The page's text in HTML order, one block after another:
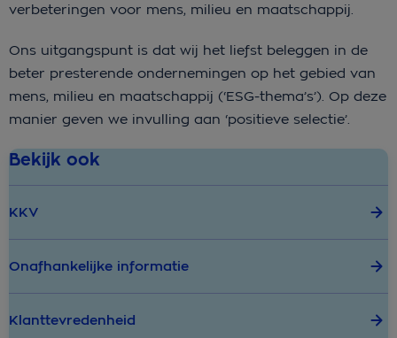
verbeteringen voor mens, milieu en maatschappij.
Ons uitgangspunt is dat wij het liefst beleggen in de
beter presterende ondernemingen op het gebied van
mens, milieu en maatschappij (‘ESG-thema’s’). Op deze
manier geven we invulling aan ‘positieve selectie’.
Bekijk ook
KKV
Onafhankelijke informatie
Klanttevredenheid